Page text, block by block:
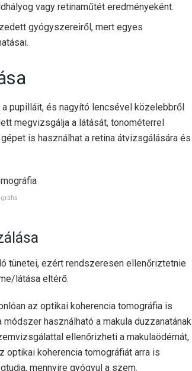
vagy retinaműtét eredményeként.
gyógyszereiről, mert egyes
pupilláit, és nagyító lencsével közelebbről
megvizsgálja a látását, tonométerrel
is használhat a retina átvizsgálására és
tünetei, ezért rendszeresen ellenőriztetnie
látása eltérő.
az optikai koherencia tomográfia is
használható a makula duzzanatának
ellenőrizheti a makulaödémát,
optikai koherencia tomográfiát arra is
mennyire gyógyul a szem.